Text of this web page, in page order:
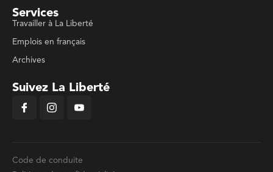
Services
Travailler à La Liberté
Emplois en français
Archives
Suivez La Liberté
Code de conduite